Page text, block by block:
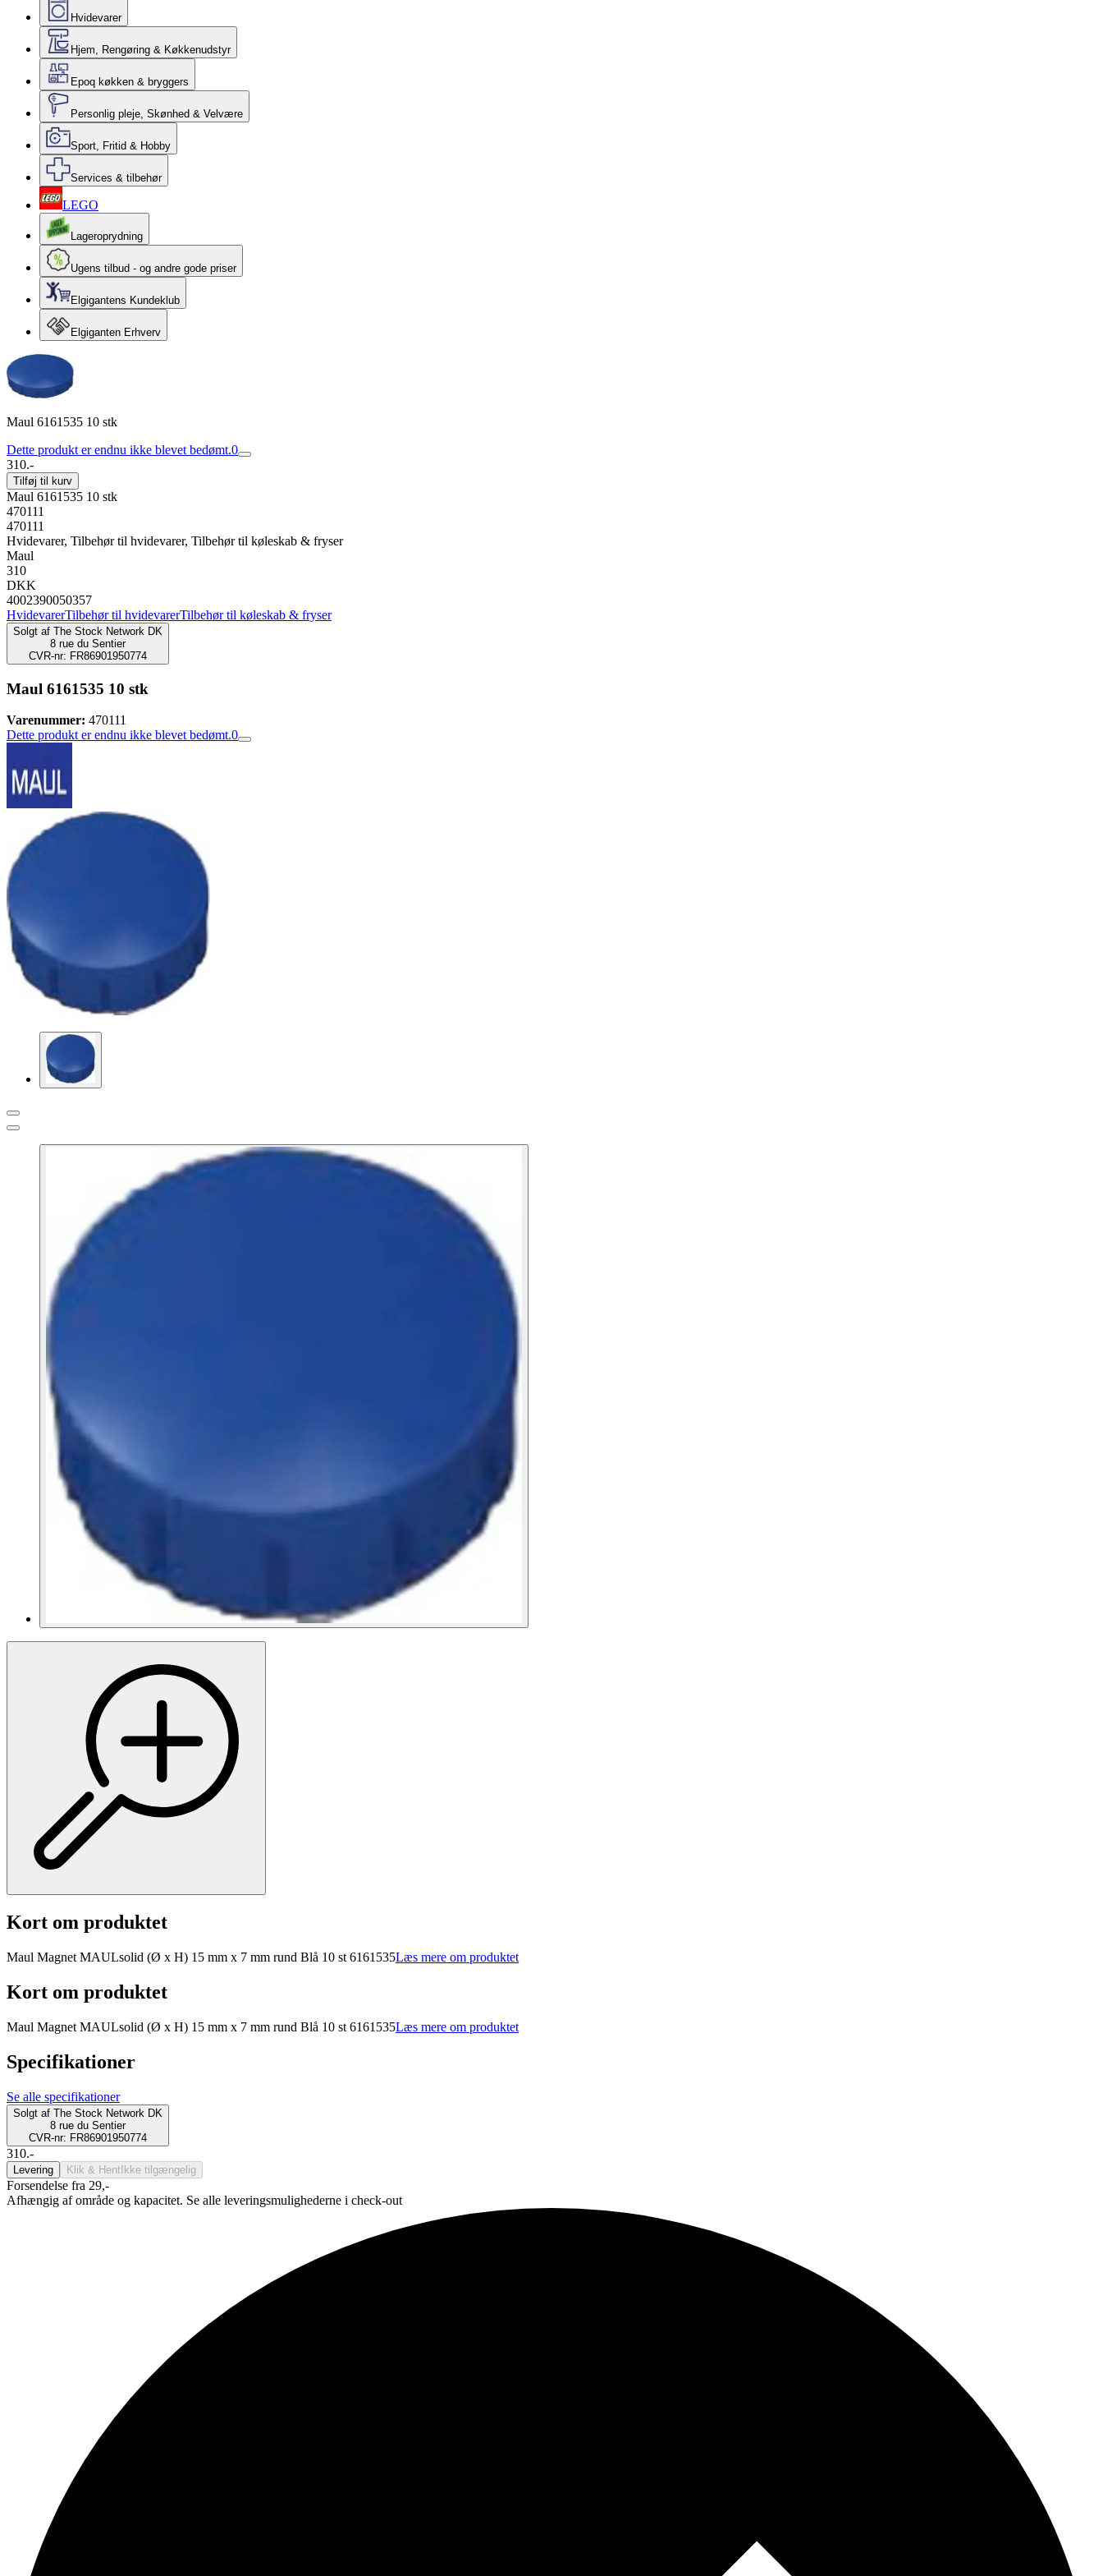
Hvidevarer
Hjem, Rengøring & Køkkenudstyr
Epoq køkken & bryggers
Personlig pleje, Skønhed & Velvære
Sport, Fritid & Hobby
Services & tilbehør
LEGO
Lageroprydning
Ugens tilbud - og andre gode priser
Elgigantens Kundeklub
Elgiganten Erhverv
Maul 6161535 10 stk
Dette produkt er endnu ikke blevet bedømt.0
310.-
Tilføj til kurv
Maul 6161535 10 stk
470111
470111
Hvidevarer, Tilbehør til hvidevarer, Tilbehør til køleskab & fryser
Maul
310
DKK
4002390050357
HvidevarerTilbehør til hvidevarerTilbehør til køleskab & fryser
Solgt af The Stock Network DK
8 rue du Sentier
CVR-nr: FR86901950774
Maul 6161535 10 stk
Varenummer: 470111
Dette produkt er endnu ikke blevet bedømt.0
Kort om produktet
Maul Magnet MAULsolid (Ø x H) 15 mm x 7 mm rund Blå 10 st 6161535Læs mere om produktet
Kort om produktet
Maul Magnet MAULsolid (Ø x H) 15 mm x 7 mm rund Blå 10 st 6161535Læs mere om produktet
Specifikationer
Se alle specifikationer
Solgt af The Stock Network DK
8 rue du Sentier
CVR-nr: FR86901950774
310.-
Levering Klik & Hent Ikke tilgængelig
Forsendelse fra 29,-
Afhængig af område og kapacitet. Se alle leveringsmulighederne i check-out